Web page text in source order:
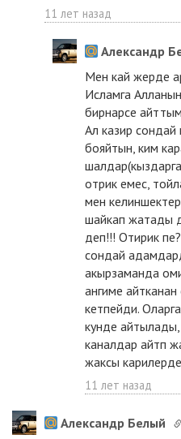
11 лет назад
Александр
Мен кай жерде
Исламга
бирнарсе
Ал казир
бояйтын, ким
отрик емес,
мен
шайкап жатады
деп!!! Отирик
сондай
акырзаманда
ангиме
кетпейди.
кунде
каналдар айтп
жаксы
11 лет назад
Александр Белый